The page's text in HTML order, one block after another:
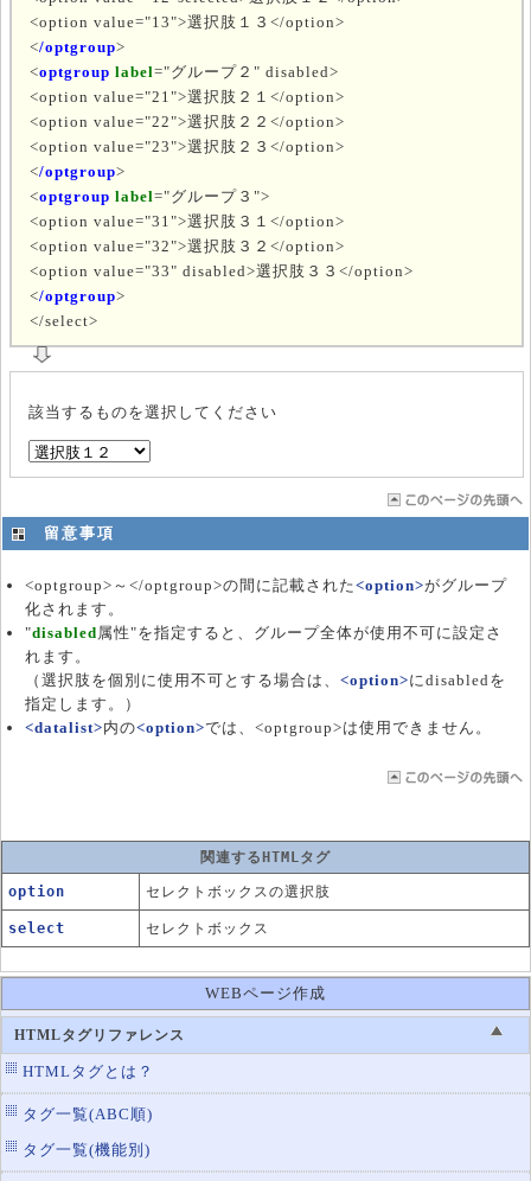
<option value="13">選択肢１３</option>
</optgroup>
<optgroup label="グループ２" disabled>
<option value="21">選択肢２１</option>
<option value="22">選択肢２２</option>
<option value="23">選択肢２３</option>
</optgroup>
<optgroup label="グループ３">
<option value="31">選択肢３１</option>
<option value="32">選択肢３２</option>
<option value="33" disabled>選択肢３３</option>
</optgroup>
</select>
該当するものを選択してください
留意事項
<optgroup>～</optgroup>の間に記載された<option>がグループ
化されます。
"disabled 属性"を指定すると、グループ全体が使用不可に設定さ
れます。
（選択肢を個別に使用不可とする場合は、<option>にdisabledを
指定します。）
<datalist>内の<option>では、<optgroup>は使用できません。
関連するHTMLタグ
option セレクトボックスの選択肢
select セレクトボックス
WEBページ作成
HTMLタグリファレンス
HTMLタグとは？
タグ一覧(ABC順)
タグ一覧(機能別)